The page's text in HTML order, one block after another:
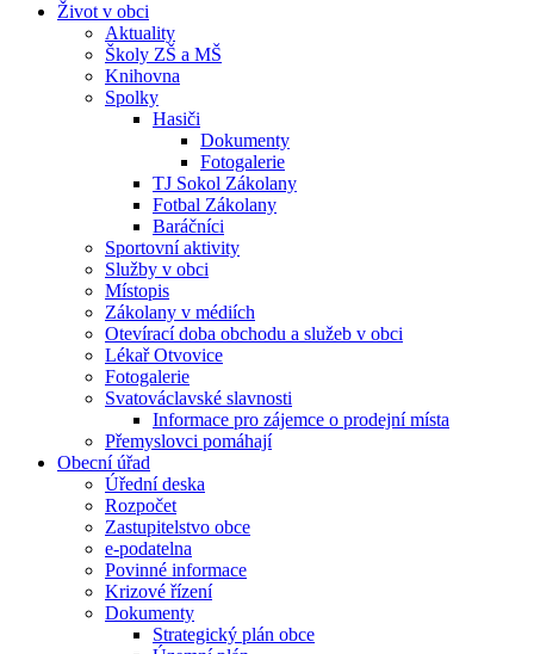
Život v obci
Aktuality
Školy ZŠ a MŠ
Knihovna
Spolky
Hasiči
Dokumenty
Fotogalerie
TJ Sokol Zákolany
Fotbal Zákolany
Baráčníci
Sportovní aktivity
Služby v obci
Místopis
Zákolany v médiích
Otevírací doba obchodu a služeb v obci
Lékař Otvovice
Fotogalerie
Svatováclavské slavnosti
Informace pro zájemce o prodejní místa
Přemyslovci pomáhají
Obecní úřad
Úřední deska
Rozpočet
Zastupitelstvo obce
e-podatelna
Povinné informace
Krizové řízení
Dokumenty
Strategický plán obce